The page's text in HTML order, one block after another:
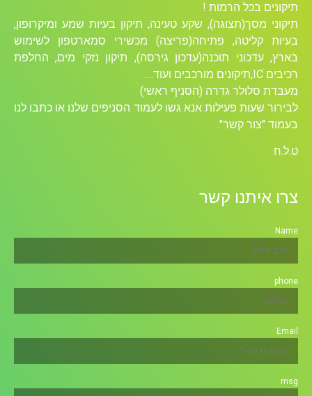
תיקונים בכל הרמות !
תיקוני מסך(תצוגה), שקע טעינה, תיקון בעיות שמע ומיקרופון,
בעיות קליטה, פתיחה(פריצה) מכשירי סמארטפון לשימוש
בארץ, עדכוני תוכנה(עדכון גירסה), תיקון נזקי מים, החלפת
רכיבים ICׁ,תיקונים מורכבים ועוד….
מעבדת סלולר גדרה (הסניף ראשי)
לבירור שעות פעילות אנא גשו לעמוד הסניפים שלנו או כתבו לנו
בעמוד "צור קשר".
ט.ל.ח
צרו איתנו קשר
Name
phone
Email
msg